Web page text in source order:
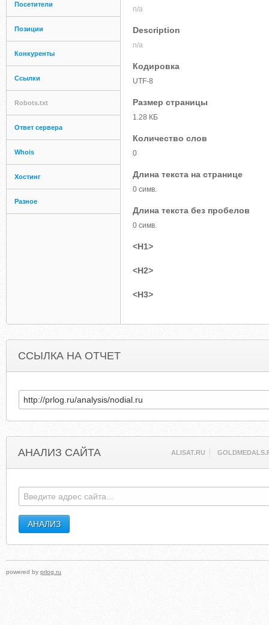
Посетители
Позиции
Конкуренты
Ссылки
Robots.txt
Ответ сервера
Whois
Хостинг
Разное
n/a
Description
n/a
Кодировка
UTF-8
Размер страницы
1.28 КБ
Количество слов
0
Длина текста на странице
0 симв.
Длина текста без пробелов
0 симв.
<H1>
<H2>
<H3>
ССЫЛКА НА ОТЧЕТ
АНАЛИЗ САЙТА ALISAT.RU
powered by prlog.ru